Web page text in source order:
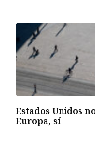
Estados Unidos
Europa, sí